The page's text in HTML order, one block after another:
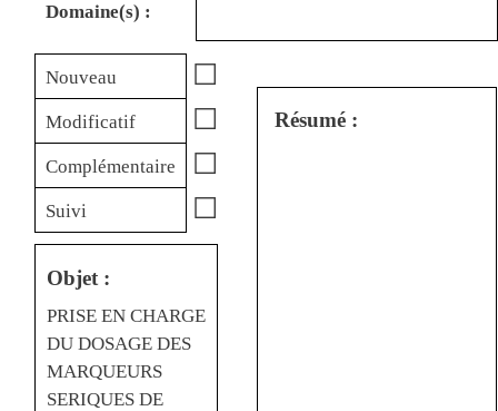
Domaine(s) :
Nouveau ☐
Modificatif ☐
Complémentaire ☐
Suivi ☐
Objet :
PRISE EN CHARGE
DU DOSAGE DES
MARQUEURS
SERIQUES DE
Résumé :